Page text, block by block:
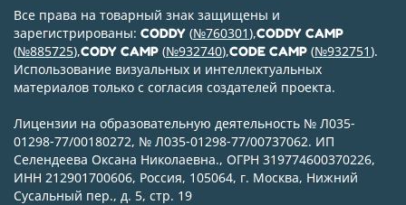
Все права на товарный знак защищены и
зарегистрированы: CODDY (№760301),CODDY CAMP
(№885725),CODY CAMP (№932740),CODE CAMP (№932751).
Использование визуальных и интеллектуальных
материалов только с согласия создателей проекта.
Лицензии на образовательную деятельность № Л035-
01298-77/00180272, № Л035-01298-77/00737062. ИП
Селендеева Оксана Николаевна., ОГРН 319774600370226,
ИНН 212901700606, Россия, 105064, г. Москва, Нижний
Сусальный пер., д. 5, стр. 19